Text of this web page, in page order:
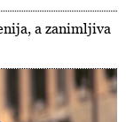
a zanimljiva